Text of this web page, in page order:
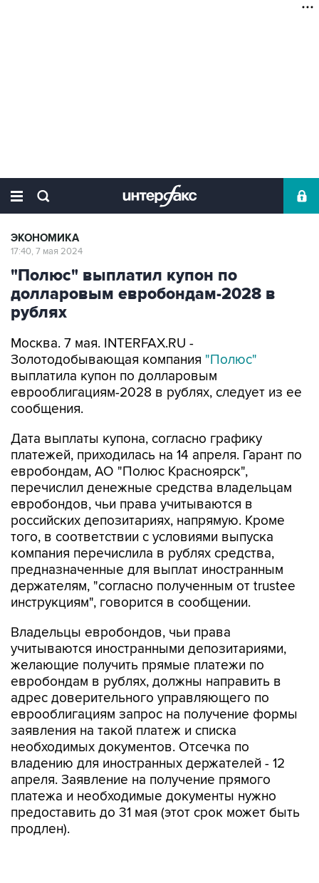
ЭКОНОМИКА
17:40, 7 мая 2024
"Полюс" выплатил купон по
долларовым евробондам-2028 в
рублях
Москва. 7 мая. INTERFAX.RU -
Золотодобывающая компания "Полюс"
выплатила купон по долларовым
еврооблигациям-2028 в рублях, следует из ее
сообщения.
Дата выплаты купона, согласно графику
платежей, приходилась на 14 апреля. Гарант по
евробондам, АО "Полюс Красноярск",
перечислил денежные средства владельцам
евробондов, чьи права учитываются в
российских депозитариях, напрямую. Кроме
того, в соответствии с условиями выпуска
компания перечислила в рублях средства,
предназначенные для выплат иностранным
держателям, "согласно полученным от trustee
инструкциям", говорится в сообщении.
Владельцы евробондов, чьи права
учитываются иностранными депозитариями,
желающие получить прямые платежи по
евробондам в рублях, должны направить в
адрес доверительного управляющего по
еврооблигациям запрос на получение формы
заявления на такой платеж и списка
необходимых документов. Отсечка по
владению для иностранных держателей - 12
апреля. Заявление на получение прямого
платежа и необходимые документы нужно
предоставить до 31 мая (этот срок может быть
продлен).